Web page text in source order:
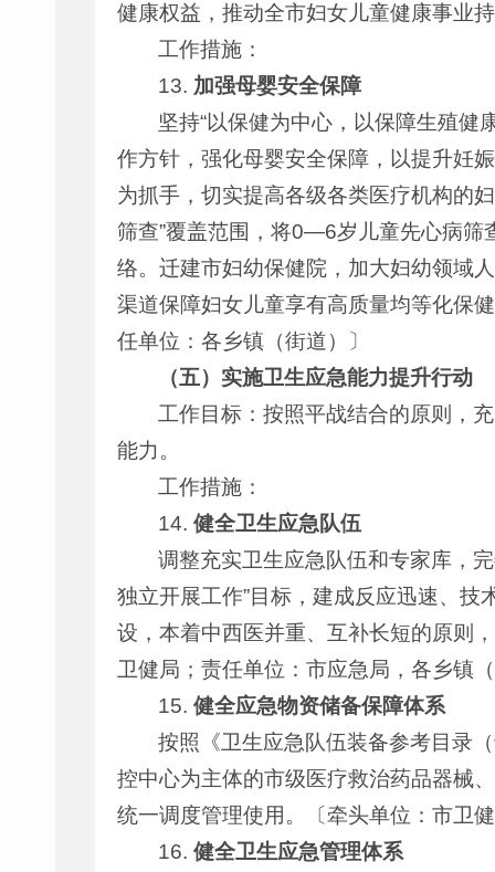
健康权益，推动全市妇女儿童健康事业
工作措施：
13. 加强母婴安全保障
坚持“以保健为中心，以保障生殖健
作方针，强化母婴安全保障，以提升妊
为抓手，切实提高各级各类医疗机构的
筛查”覆盖范围，将0—6岁儿童先心病筛
络。迁建市妇幼保健院，加大妇幼领域
渠道保障妇女儿童享有高质量均等化保
任单位：各乡镇（街道）〕
（五）实施卫生应急能力提升行动
工作目标：按照平战结合的原则，
能力。
工作措施：
14.健全卫生应急队伍
调整充实卫生应急队伍和专家库，
独立开展工作”目标，建成反应迅速、
设，本着中西医并重、互补长短的原则
卫健局；责任单位：市应急局，各乡镇
15.健全应急物资储备保障体系
按照《卫生应急队伍装备参考目录
控中心为主体的市级医疗救治药品器械
统一调度管理使用。〔牵头单位：市卫
16.健全卫生应急管理体系